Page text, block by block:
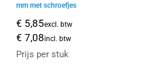
mm met schroefjes
€ 5,85excl. btw
€ 7,08incl. btw
Prijs per stuk